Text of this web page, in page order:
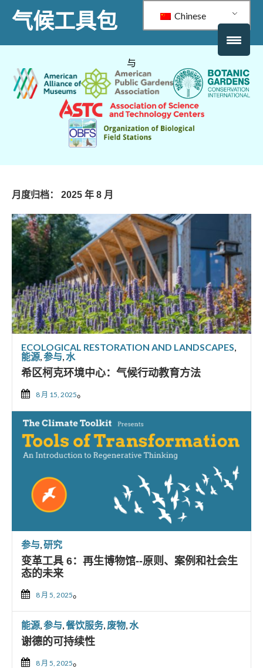
气候工具包 Chinese
与
月度归档： 2025 年 8 月
ECOLOGICAL RESTORATION AND LANDSCAPES,
能源,参与,水
希区柯克环境中心：气候行动教育方法
8 月 15, 2025。
参与,研究
变革工具 6：再生博物馆--原则、案例和社会生
态的未来
8 月 5, 2025。
能源,参与,餐饮服务, 废物,水
谢德的可持续性
8 月 5, 2025。